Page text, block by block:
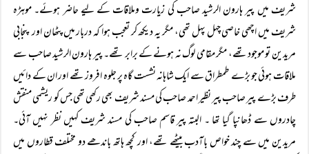
شریف میں پیر ہارون الرشید صاحب کی زیارت وملاقات کے لیے حاضر ہوئے۔ موہڑہ
شریف میں اچھی خاصی چہل پہل تھی، مگر یہ دیکھ کر تعجب ہوا کہ دربار میں پٹھان اور پنجابی
مریدین تو موجود تھے، مگر مقامی لوگ نہ ہونے کے برابر تھے۔ پیر ہارون الرشید صاحب سے
ملاقات ہوئی جو بڑے طمطراق سے ایک شاہانہ نشست گاہ پر جلوہ افروز تھے اور ان کے دائیں
طرف بڑے پیر صاحب پیر نظیر احمد صاحب کی مسند شریف بھی رکھی تھی جس کو ریشمی منقش
چادروں سے ڈھانپا گیا تھا ۔ البتہ پیر قاسم صاحب کی مسند شریف کہیں نظر نہیں آئی۔
مریدین میں سے چند خواص باآدب بیٹھے تھے، اور کچھ ہاتھ باندھے دو مختلف قطاروں میں